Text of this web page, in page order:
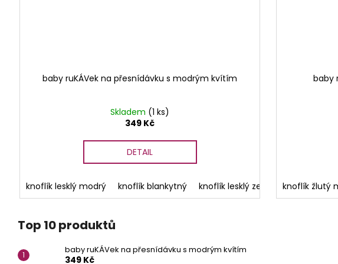
baby ruKÁVek na přesnídávku s modrým kvítím
Skladem (1 ks)
349 Kč
DETAIL
knoflík lesklý modrý knoflík blankytný knoflík lesklý zelený s vlnkou
baby
knoflík žlutý
Top 10 produktů
baby ruKÁVek na přesnídávku s modrým kvítím
349 Kč